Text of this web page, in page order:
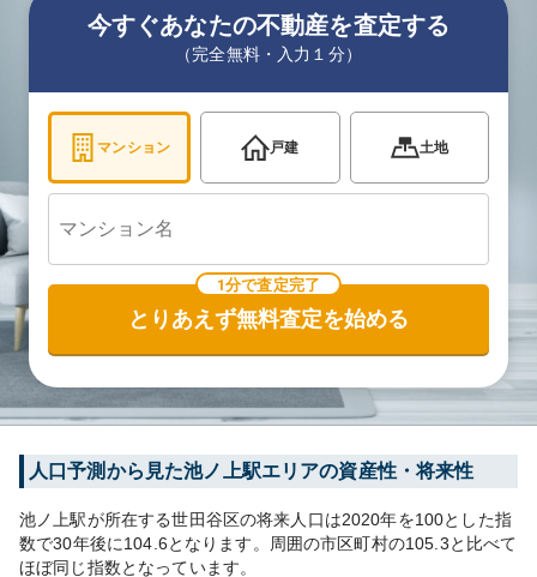
今すぐあなたの不動産を査定する
（完全無料・入力１分）
マンション 戸建 土地
1分で査定完了
とりあえず無料査定を始める
人口予測から見た池ノ上駅エリアの資産性・将来性
池ノ上駅が所在する世田谷区の将来人口は2020年を100とした指
数で30年後に104.6となります。 周囲の市区町村の105.3と比べて
ほぼ同じ指数となっています。